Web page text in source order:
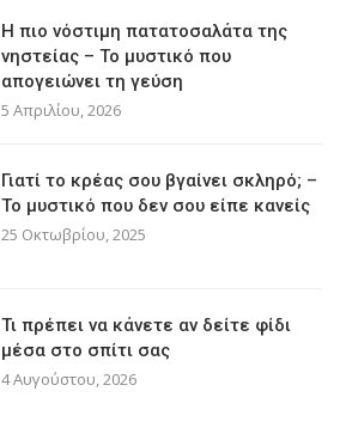
Η πιο νόστιμη πατατοσαλάτα της
νηστείας – Το μυστικό που
απογειώνει τη γεύση
5 Απριλίου, 2026
Γιατί το κρέας σου βγαίνει σκληρό; –
Το μυστικό που δεν σου είπε κανείς
25 Οκτωβρίου, 2025
Τι πρέπει να κάνετε αν δείτε φίδι
μέσα στο σπίτι σας
4 Αυγούστου, 2026